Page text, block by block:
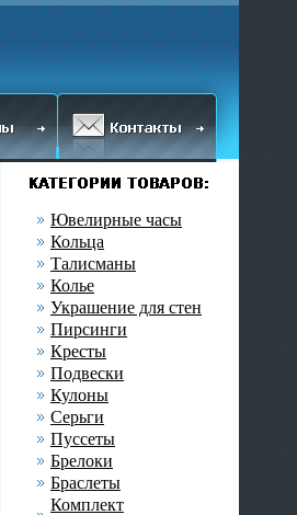
Ювелирные часы
Кольца
Талисманы
Колье
Украшение для стен
Пирсинги
Кресты
Подвески
Кулоны
Серьги
Пуссеты
Брелоки
Браслеты
Комплект